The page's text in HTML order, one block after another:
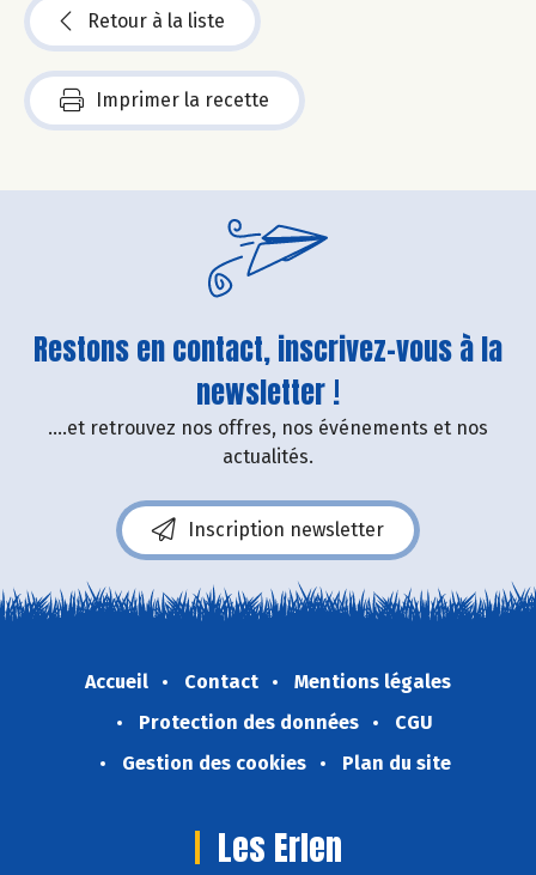
Retour à la liste
Imprimer la recette
Restons en contact, inscrivez-vous à la
newsletter !
....et retrouvez nos offres, nos événements et nos
actualités.
Inscription newsletter
Accueil Contact
Mentions légales
Protection des données
CGU
Gestion des cookies
Plan du site
Les Erlen